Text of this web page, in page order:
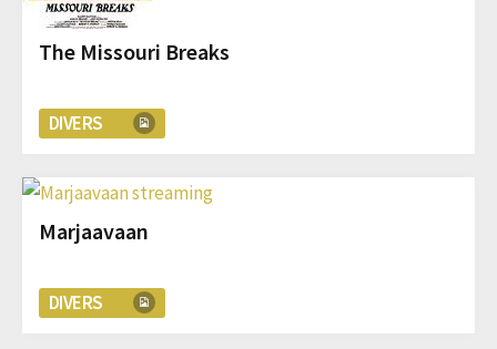
The Missouri Breaks
DIVERS
Marjaavaan
DIVERS